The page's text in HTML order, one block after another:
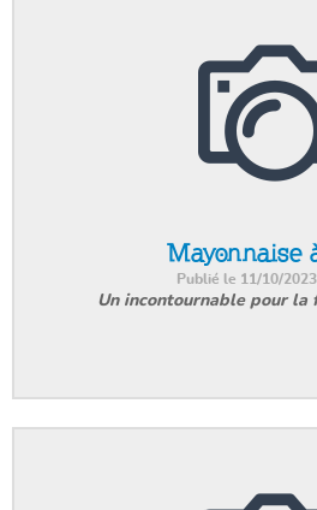
Mayonnaise
Publié le 11/10/2023
Un incontournable pour la